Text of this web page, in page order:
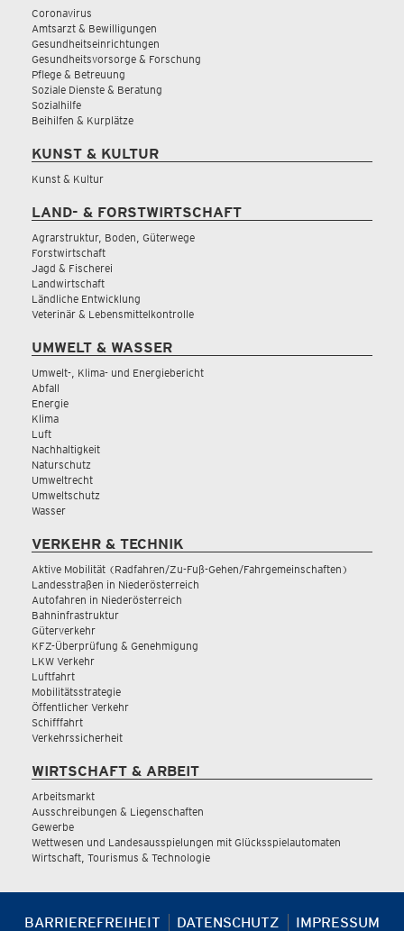
Coronavirus
Amtsarzt & Bewilligungen
Gesundheitseinrichtungen
Gesundheitsvorsorge & Forschung
Pflege & Betreuung
Soziale Dienste & Beratung
Sozialhilfe
Beihilfen & Kurplätze
KUNST & KULTUR
Kunst & Kultur
LAND- & FORSTWIRTSCHAFT
Agrarstruktur, Boden, Güterwege
Forstwirtschaft
Jagd & Fischerei
Landwirtschaft
Ländliche Entwicklung
Veterinär & Lebensmittelkontrolle
UMWELT & WASSER
Umwelt-, Klima- und Energiebericht
Abfall
Energie
Klima
Luft
Nachhaltigkeit
Naturschutz
Umweltrecht
Umweltschutz
Wasser
VERKEHR & TECHNIK
Aktive Mobilität (Radfahren/Zu-Fuß-Gehen/Fahrgemeinschaften)
Landesstraßen in Niederösterreich
Autofahren in Niederösterreich
Bahninfrastruktur
Güterverkehr
KFZ-Überprüfung & Genehmigung
LKW Verkehr
Luftfahrt
Mobilitätsstrategie
Öffentlicher Verkehr
Schifffahrt
Verkehrssicherheit
WIRTSCHAFT & ARBEIT
Arbeitsmarkt
Ausschreibungen & Liegenschaften
Gewerbe
Wettwesen und Landesausspielungen mit Glücksspielautomaten
Wirtschaft, Tourismus & Technologie
BARRIEREFREIHEIT DATENSCHUTZ IMPRESSUM